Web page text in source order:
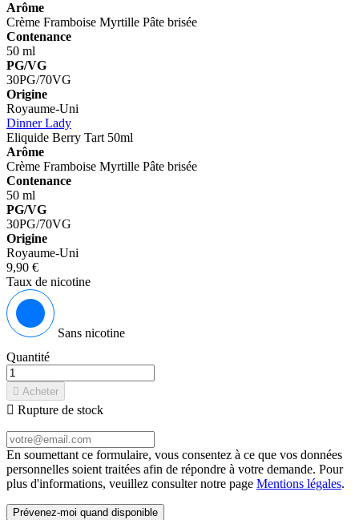
Arôme
Crème Framboise Myrtille Pâte brisée
Contenance
50 ml
PG/VG
30PG/70VG
Origine
Royaume-Uni
Dinner Lady
Eliquide Berry Tart 50ml
Arôme
Crème Framboise Myrtille Pâte brisée
Contenance
50 ml
PG/VG
30PG/70VG
Origine
Royaume-Uni
9,90 €
Taux de nicotine
Sans nicotine
Quantité
 Acheter
 Rupture de stock
En soumettant ce formulaire, vous consentez à ce que vos données
personnelles soient traitées afin de répondre à votre demande. Pour
plus d'informations, veuillez consulter notre page Mentions légales.
Prévenez-moi quand disponible